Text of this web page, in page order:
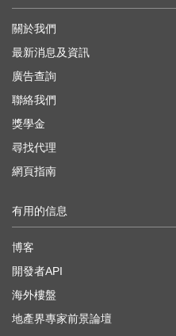
關於我們
最新消息及資訊
廣告查詢
聯絡我們
獎學金
尋找代理
網頁指南
有用的信息
博客
開發者API
海外樓盤
地產界專家前景論壇